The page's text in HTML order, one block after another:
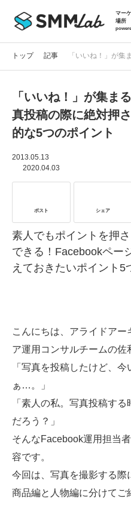
マー
場所
記
タグ
お役
サー
トップ 記事 「いいね！」が
「いいね！」が集ま
真投稿の際に絶対押
的な5つのポイント
2013.05.13
2020.04.03
ポスト シェア
素人でもポイントを押
できる！Facebookペー
えておきたいポイント5
こんにちは、アライドア
ア運用コンサルチームの佐
「写真を投稿したけど、
ぁ…。」
「素人の私。写真投稿す
だろう？」
そんなFacebook運用担当
容です。
今回は、写真を撮影する際
商品編と人物編に分けてご